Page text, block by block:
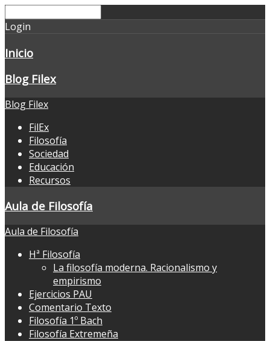
Login
Inicio
Blog Filex
Blog Filex
FilEx
Filosofía
Sociedad
Educación
Recursos
Aula de Filosofía
Aula de Filosofía
Hª Filosofía
La filosofía moderna. Racionalismo y
empirismo
Ejercicios PAU
Comentario Texto
Filosofía 1º Bach
Filosofía Extremeña